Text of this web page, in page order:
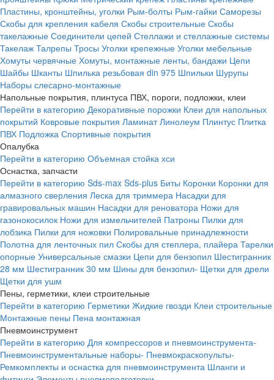
Пластины, кронштейны, уголки Рым-болты Рым-гайки Саморезы
Скобы для крепления кабеля Скобы строительные Скобы
такелажные Соединители цепей Стеллажи и стеллажные системы
Такелаж Талрепы Тросы Уголки крепежные Уголки мебельные
Хомуты червячные Хомуты, монтажные ленты, бандажи Цепи
Шайбы Шканты Шпилька резьбовая din 975 Шпильки Шурупы
Наборы слесарно-монтажные
Напольные покрытия, плинтуса ПВХ, пороги, подложки, клеи
Перейти в категорию Декоративные порожки Клеи для напольных
покрытий Ковровые покрытия Ламинат Линолеум Плинтус Плитка
ПВХ Подложка Спортивные покрытия
Опалубка
Перейти в категорию Объемная стойка хси
Оснастка, запчасти
Перейти в категорию Sds-max Sds-plus Биты Коронки Коронки для
алмазного сверления Леска для триммера Насадки для
гравировальных машин Насадки для реноватора Ножи для
газонокосилок Ножи для измельчителей Патроны Пилки для
лобзика Пилки для ножовки Полировальные принадлежности
Полотна для ленточных пил Скобы для степлера, плайера Тарелки
опорные Универсальные смазки Цепи для бензопил Шестигранник
28 мм Шестигранник 30 мм Шины для бензопил- Щетки для дрели
Щетки для ушм
Пены, герметики, клеи строительные
Перейти в категорию Герметики Жидкие гвозди Клеи строительные
Монтажные пены Пена монтажная
Пневмоинструмент
Перейти в категорию Для компрессоров и пневмоинструмента-
Пневмоинструментальные наборы- Пневмокраскопульты-
Ремкомплекты и оснастка для пневмоинструмента Шланги и